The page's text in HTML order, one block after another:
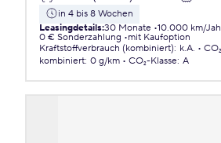
in 4 bis 8 Wochen
Leasingdetails:30 Monate 10.000 km/
0 € Sonderzahlung
mit Kaufoption
Kraftstoffverbrauch (kombiniert): k.A.
kombiniert: 0 g/km CO₂-Klasse: A